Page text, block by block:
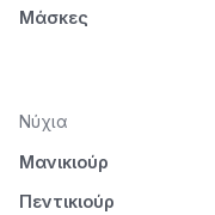
Μάσκες
Νύχια
Μανικιούρ
Πεντικιούρ